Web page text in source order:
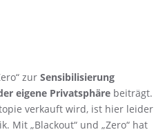
zur Sensibilisierung
eigene Privatsphäre beiträgt.
verkauft wird, ist hier leider
Mit „Blackout“ und „Zero“ hat